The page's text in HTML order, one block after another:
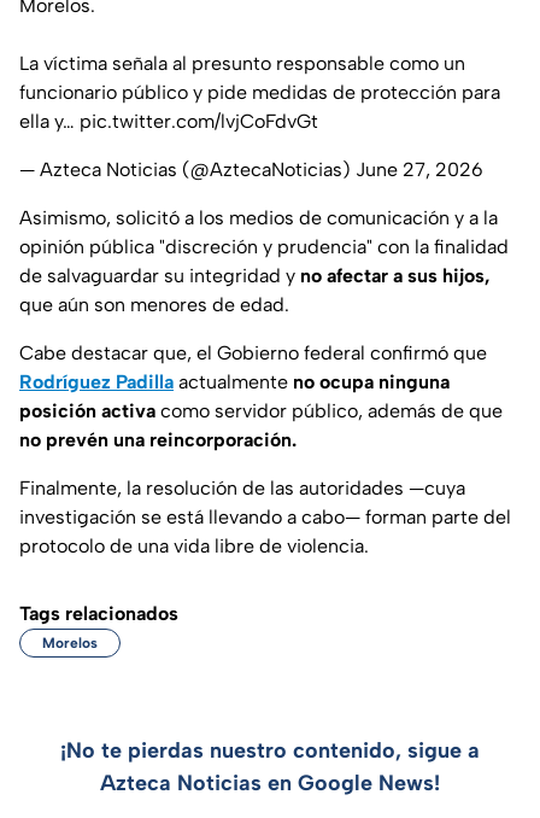
Morelos.
La víctima señala al presunto responsable como un
funcionario público y pide medidas de protección para
ella y… pic.twitter.com/lvjCoFdvGt
— Azteca Noticias (@AztecaNoticias) June 27, 2026
Asimismo, solicitó a los medios de comunicación y a la
opinión pública "discreción y prudencia" con la finalidad
de salvaguardar su integridad y no afectar a sus hijos,
que aún son menores de edad.
Cabe destacar que, el Gobierno federal confirmó que
Rodríguez Padilla actualmente no ocupa ninguna
posición activa como servidor público, además de que
no prevén una reincorporación.
Finalmente, la resolución de las autoridades —cuya
investigación se está llevando a cabo— forman parte del
protocolo de una vida libre de violencia.
Tags relacionados
Morelos
¡No te pierdas nuestro contenido, sigue a
Azteca Noticias en Google News!